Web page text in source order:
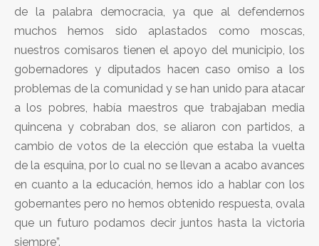
de la palabra democracia, ya que al defendernos
muchos hemos sido aplastados como moscas,
nuestros comisaros tienen el apoyo del municipio, los
gobernadores y diputados hacen caso omiso a los
problemas de la comunidad y se han unido para atacar
a los pobres, había maestros que trabajaban media
quincena y cobraban dos, se aliaron con partidos, a
cambio de votos de la elección que estaba la vuelta
de la esquina, por lo cual no se llevan a acabo avances
en cuanto a la educación, hemos ido a hablar con los
gobernantes pero no hemos obtenido respuesta, ovala
que un futuro podamos decir juntos hasta la victoria
siempre”.